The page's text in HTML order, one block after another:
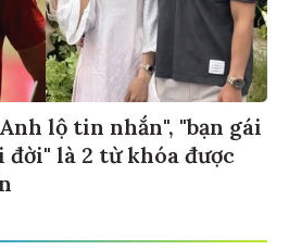
lộ tin nhắn", "bạn gái
đời" là 2 từ khóa được